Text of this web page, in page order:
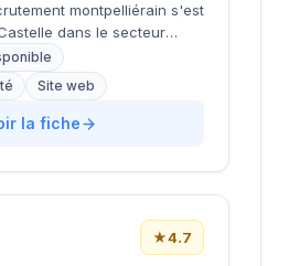
montpelliérain s'est
dans le secteur
La structure
de conseil en
sur une approche
outils digitaux modernes.
d'un niveau de
sa clientèle.
Site web
la fiche
★4.7